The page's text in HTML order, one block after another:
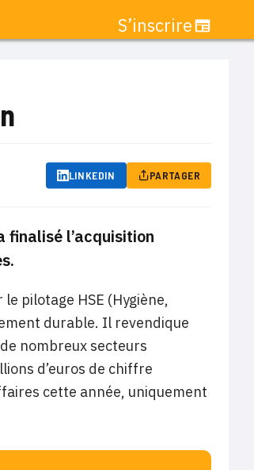
S’inscrire
LINKEDIN PARTAGER
finalisé l’acquisition
pilotage HSE (Hygiène,
durable. Il revendique
nombreux secteurs
d’euros de chiffre
cette année, uniquement